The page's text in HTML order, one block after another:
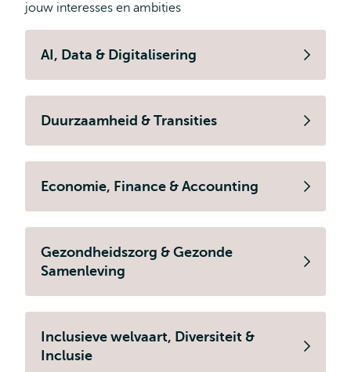
jouw interesses en ambities
AI, Data & Digitalisering
Duurzaamheid & Transities
Economie, Finance & Accounting
Gezondheidszorg & Gezonde
Samenleving
Inclusieve welvaart, Diversiteit &
Inclusie